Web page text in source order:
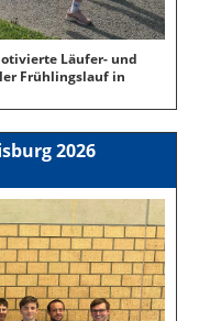
Läufer- und
Frühlingslauf in
2026